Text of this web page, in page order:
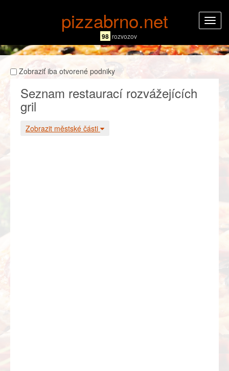
pizzabrno.net
98 rozvozov
Zobraziť iba otvorené podniky
Seznam restaurací rozvážejících
gril
Zobrazit městské části